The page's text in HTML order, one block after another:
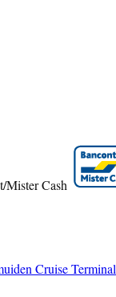
Mister Cash
Cruise Terminal